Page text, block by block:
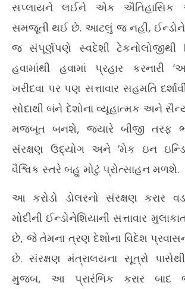
ભારત-ઈન્ડોનેશિયા વચ્ચે ઐતિહાસિક સંરક્ષણ
અસ્ત્ર મિસાઈલ ખરીદશે ઈન્ડોનેશિયા
July
7,
2026
સપ્લાયને લઈને એક ઐતિહાસિક
સમજૂતી થઈ છે. આટલું જ નહીં,
જ સંપૂર્ણપણે સ્વદેશી ટેકનોલોજીથી
હવામાંથી હવામાં પ્રહાર કરનારી
ખરીદવા પર પણ સત્તાવાર સહમતિ
સોદાથી બંને દેશોના વ્યૂહાત્મક અને
મજબૂત બનશે, જ્યારે બીજી તરફ
સંરક્ષણ ઉદ્યોગ અને ‘મેક ઇન
વૈશ્વિક સ્તરે બહુ મોટું પ્રોત્સાહન મળશે.
આ કરોડો ડોલરનો સંરક્ષણ કરાર
મોદીની ઈન્ડોનેશિયાની સત્તાવાર
છે, જે તેમના ત્રણ દેશોના વિદેશ
છે. સંરક્ષણ મંત્રાલયના સૂત્રો
મુજબ, આ પ્રારંભિક કરાર બાદ